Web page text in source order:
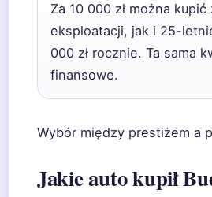
Za 10 000 zł można
eksploatacji, jak i 25-
000 zł rocznie. Ta sama
finansowe.
Wybór między prestiżem a
Jakie auto kupił